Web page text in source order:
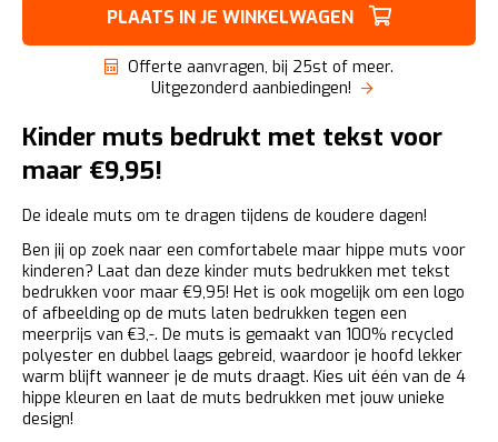
PLAATS IN JE WINKELWAGEN
Offerte aanvragen, bij 25st of meer.
Uitgezonderd aanbiedingen!
Kinder muts bedrukt met tekst voor
maar €9,95!
De ideale muts om te dragen tijdens de koudere dagen!
Ben jij op zoek naar een comfortabele maar hippe muts voor
kinderen? Laat dan deze kinder muts bedrukken met tekst
bedrukken voor maar €9,95! Het is ook mogelijk om een logo
of afbeelding op de muts laten bedrukken tegen een
meerprijs van €3,-. De muts is gemaakt van 100% recycled
polyester en dubbel laags gebreid, waardoor je hoofd lekker
warm blijft wanneer je de muts draagt. Kies uit één van de 4
hippe kleuren en laat de muts bedrukken met jouw unieke
design!